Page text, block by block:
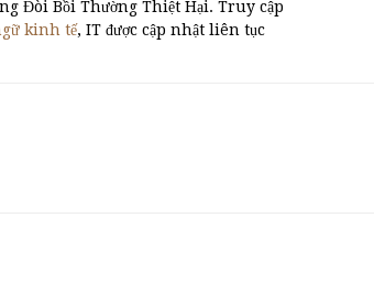
Đòi Bồi Thường Thiệt Hại. Truy cập
kinh tế, IT được cập nhật liên tục